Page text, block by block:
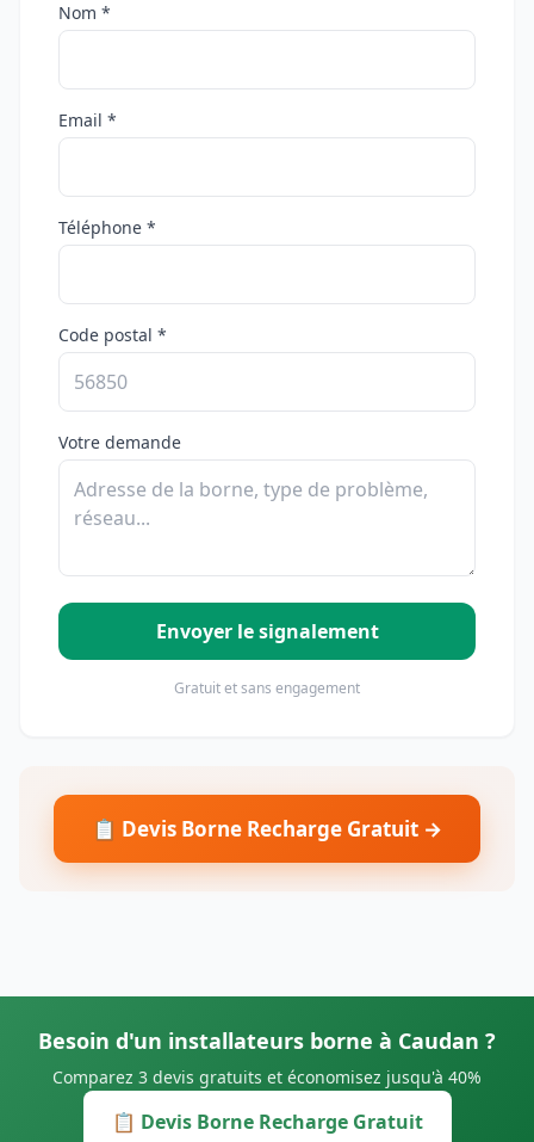
Nom *
Email *
Téléphone *
Code postal *
Votre demande
Envoyer le signalement
Gratuit et sans engagement
📋 Devis Borne Recharge Gratuit →
Besoin d'un installateurs borne à Caudan ?
Comparez 3 devis gratuits et économisez jusqu'à 40%
📋 Devis Borne Recharge Gratuit